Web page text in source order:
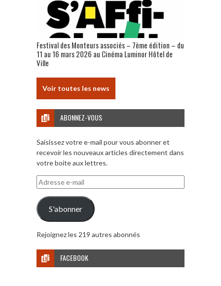
Festival des Monteurs associés – 7ème édition – du
11 au 16 mars 2026 au Cinéma Luminor Hôtel de
Ville
Voir toutes les news
ABONNEZ-VOUS
Saisissez votre e-mail pour vous abonner et
recevoir les nouveaux articles directement dans
votre boite aux lettres.
Adresse
e-
mail
S'abonner
Rejoignez les 219 autres abonnés
FACEBOOK